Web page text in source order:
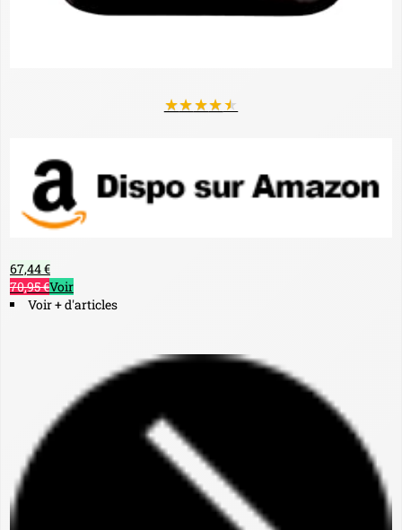
★★★★★
67,44 €
70,95 €Voir
Voir + d'articles